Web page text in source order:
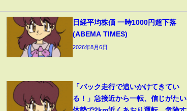
日経平均株価 一時1000円超下落
(ABEMA TIMES)
2026年8月6日
「バック走行で追いかけてきてい
る！」急接近から一転、信じがたい